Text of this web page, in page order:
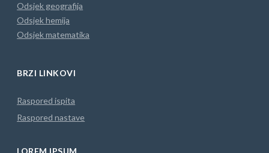
Odsjek geografija
Odsjek hemija
Odsjek matematika
BRZI LINKOVI
Raspored ispita
Raspored nastave